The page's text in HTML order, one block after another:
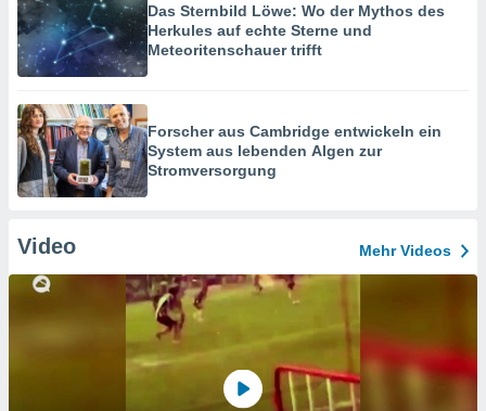
Das Sternbild Löwe: Wo der Mythos des
Herkules auf echte Sterne und
Meteoritenschauer trifft
Forscher aus Cambridge entwickeln ein
System aus lebenden Algen zur
Stromversorgung
Video Mehr Videos